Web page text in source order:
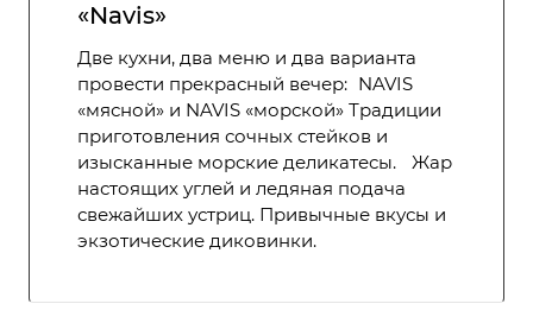
«‎Navis»
Две кухни, два меню и два варианта
провести прекрасный вечер: NAVIS
«мясной» и NAVIS «морской» Традиции
приготовления сочных стейков и
изысканные морские деликатесы. Жар
настоящих углей и ледяная подача
свежайших устриц. Привычные вкусы и
экзотические диковинки.